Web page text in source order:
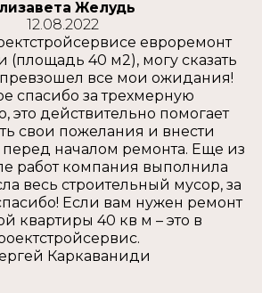
Желудь
12.08.2022
евроремонт
40 м2), могу сказать
все мои ожидания!
спасибо за трехмерную
это действительно помогает
свои пожелания и внести
началом ремонта. Еще из
работ компания выполнила
весь строительный мусор, за
Если вам нужен ремонт
квартиры 40 кв м – это в